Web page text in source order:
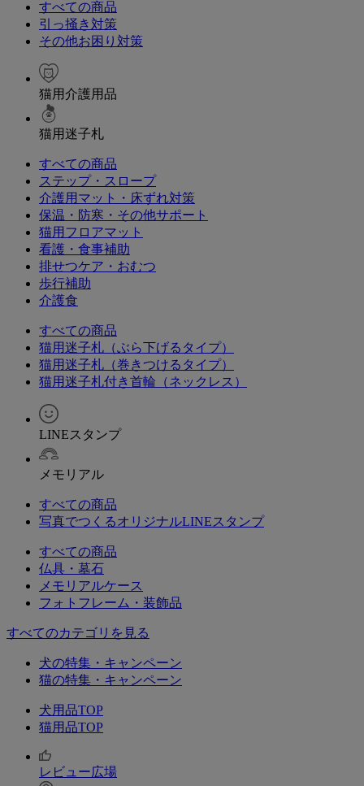
すべての商品
引っ掻き対策
その他お困り対策
猫用介護用品
猫用迷子札
すべての商品
ステップ・スロープ
介護用マット・床ずれ対策
保温・防寒・その他サポート
猫用フロアマット
看護・食事補助
排せつケア・おむつ
歩行補助
介護食
すべての商品
猫用迷子札（ぶら下げるタイプ）
猫用迷子札（巻きつけるタイプ）
猫用迷子札付き首輪（ネックレス）
LINEスタンプ
メモリアル
すべての商品
写真でつくるオリジナルLINEスタンプ
すべての商品
仏具・墓石
メモリアルケース
フォトフレーム・装飾品
すべてのカテゴリを見る
犬の特集・キャンペーン
猫の特集・キャンペーン
犬用品TOP
猫用品TOP
レビュー広場